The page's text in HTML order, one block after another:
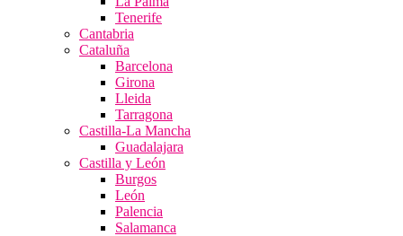
Tenerife
Cantabria
Cataluña
Barcelona
Girona
Lleida
Tarragona
Castilla-La Mancha
Guadalajara
Castilla y León
Burgos
León
Palencia
Salamanca